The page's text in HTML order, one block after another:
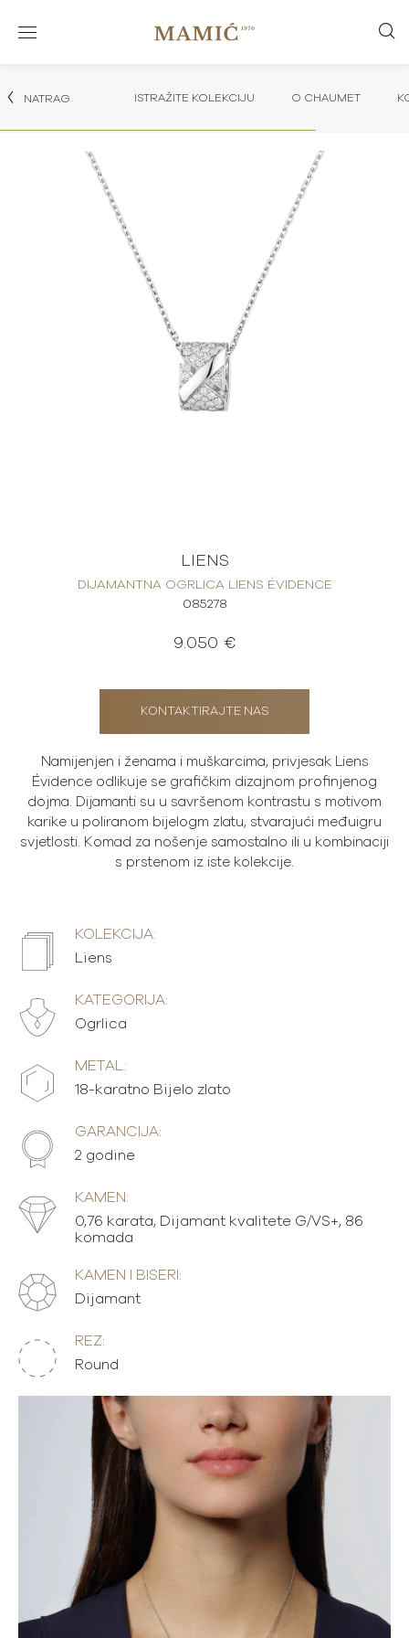
NATRAG ISTRAŽITE KOLEKCIJU O CHAUMET
LIENS
DIJAMANTNA OGRLICA LIENS ÉVIDENCE
085278
9.050 €
KONTAKTIRAJTE NAS
Namijenjen i ženama i muškarcima, privjesak Liens
Évidence odlikuje se grafičkim dizajnom profinjenog
dojma. Dijamanti su u savršenom kontrastu s motivom
karike u poliranom bijelogm zlatu, stvarajući međuigru
svjetlosti. Komad za nošenje samostalno ili u kombinaciji
s prstenom iz iste kolekcije.
KOLEKCIJA:
Liens
KATEGORIJA:
Ogrlica
METAL:
18-karatno Bijelo zlato
GARANCIJA:
2 godine
KAMEN:
0,76 karata, Dijamant kvalitete G/VS+, 86
komada
KAMEN I BISERI:
Dijamant
REZ:
Round